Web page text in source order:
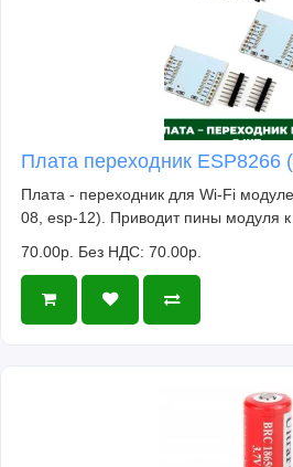
Плата переходник ESP8266
Плата - переходник для Wi-Fi
08, esp-12). Приводит пины модуля к
70.00р. Без НДС: 70.00р.